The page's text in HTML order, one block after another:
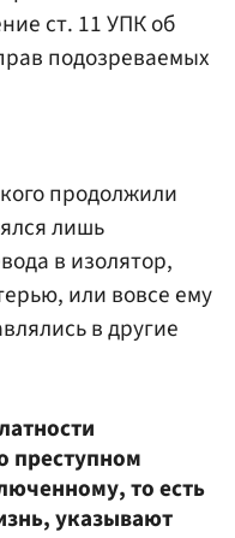
ст. 11 УПК об
подозреваемых
продолжили
лишь
в изолятор,
или вовсе ему
в другие
преступном
то есть
указывают